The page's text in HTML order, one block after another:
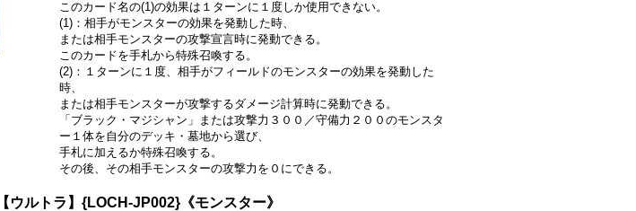
このカード名の(1)の効果は１ターンに１度しか使用できない。
(1)：相手がモンスターの効果を発動した時、
または相手モンスターの攻撃宣言時に発動できる。
このカードを手札から特殊召喚する。
(2)：１ターンに１度、相手がフィールドのモンスターの効果を発動した
時、
または相手モンスターが攻撃するダメージ計算時に発動できる。
「ブラック・マジシャン」または攻撃力３００／守備力２００のモンスタ
ー１体を自分のデッキ・墓地から選び、
手札に加えるか特殊召喚する。
その後、その相手モンスターの攻撃力を０にできる。
ルトラ】{LOCH-JP002}《モンスター》